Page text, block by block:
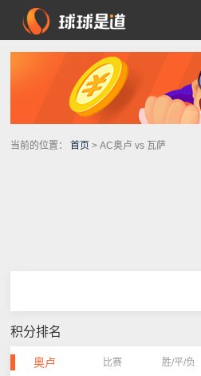
当前的位置： 首页 > AC奥卢 vs 瓦萨
积分排名
奥卢 比赛 胜/平/负